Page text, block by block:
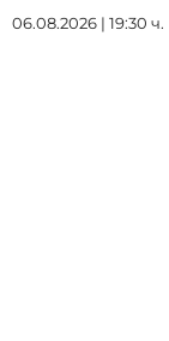
06.08.2026 | 19:30 ч.